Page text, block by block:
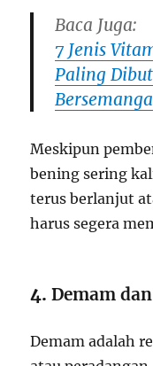
Baca Juga:
7 Jenis
Paling
Meskipun
bening sering
terus berlanjut
harus segera
4.Demam
Demam adalah